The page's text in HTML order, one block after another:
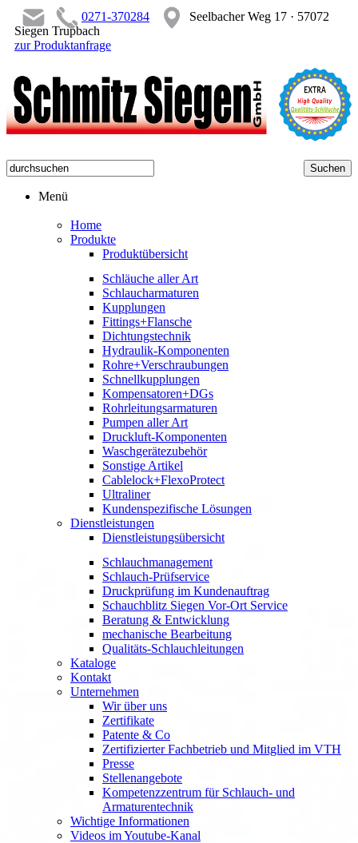
0271-370284
Seelbacher Weg 17 · 57072
Siegen Trupbach
zur Produktanfrage
Menü
Home
Produkte
Produktübersicht
Schläuche aller Art
Schlaucharmaturen
Kupplungen
Fittings+Flansche
Dichtungstechnik
Hydraulik-Komponenten
Rohre+Verschraubungen
Schnellkupplungen
Kompensatoren+DGs
Rohrleitungsarmaturen
Pumpen aller Art
Druckluft-Komponenten
Waschgerätezubehör
Sonstige Artikel
Cablelock+FlexoProtect
Ultraliner
Kundenspezifische Lösungen
Dienstleistungen
Dienstleistungsübersicht
Schlauchmanagement
Schlauch-Prüfservice
Druckprüfung im Kundenauftrag
Schauchblitz Siegen Vor-Ort Service
Beratung & Entwicklung
mechanische Bearbeitung
Qualitäts-Schlauchleitungen
Kataloge
Kontakt
Unternehmen
Wir über uns
Zertifikate
Patente & Co
Zertifizierter Fachbetrieb und Mitglied im VTH
Presse
Stellenangebote
Kompetenzzentrum für Schlauch- und
Armaturentechnik
Wichtige Informationen
Videos im Youtube-Kanal